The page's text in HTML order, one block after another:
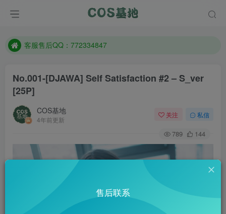
遇到任何问题加客服QQ：772334847
客服售后QQ：772334847
防失联：百度搜索《一七天佳》，实时查看最新站点。
No.001-[DJAWA] Self Satisfaction #2 – S_ver
[25P]
COS基地
4年前更新
关注 私信
789 144
售后联系